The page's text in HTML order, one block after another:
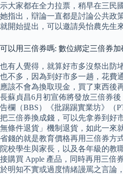
示大家都在全力拉票，稍早在三民
她指出，辯論一直都是討論公共政
就開始提出，可以邀請吳怡農先生
可以用三倍券嗎: 數位綁定三倍券加
也有人覺得，就算好市多沒祭出防
也不多，因為到好市多一趟，花費
應該不會為換取現金，買了東西後
長蘇貞昌6月初宣佈將發放三倍券
告欄（BBS）《批踢踢實業坊》（
把三倍券換成錢，可以先拿券到好
無條件退貨」機制退貨，如此一來
省錢的就是教育價格再用三倍券方
院校學生與家長，以及各年級的教
接購買 Apple 產品，同時再用三倍
於明知不實或過度情緒謾罵之言論